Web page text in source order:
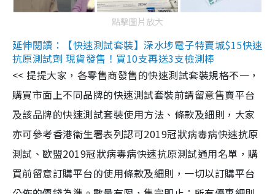
點擊圖片放大
延伸閱讀：【快速測試套裝】深水埗電子特賣城$15快速
抗原測試劑 現貨發售！買10支再送3支檢測棒
<< 提提大家，各零售商發售的快速測試套裝規格不一，
購買市面上不同品牌的快速測試套裝前請留意售賣平台
及該品牌的快速測試套裝使用方法、條款及細則，大家
亦可參考香港衞生署表列認可2019冠狀病毒病快速抗原
測試、歐盟2019冠狀病毒病快速抗原測試通用名單，購
買前留意訂購平台的使用條款及細則，一切以訂購平台